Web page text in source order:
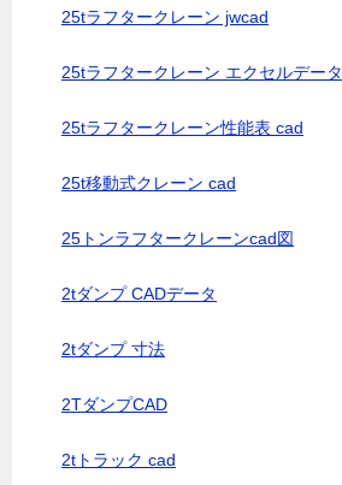
25tラフタークレーン jwcad
25tラフタークレーン エクセルデータ
25tラフタークレーン性能表 cad
25t移動式クレーン cad
25トンラフタークレーンcad図
2tダンプ CADデータ
2tダンプ 寸法
2TダンプCAD
2tトラック cad